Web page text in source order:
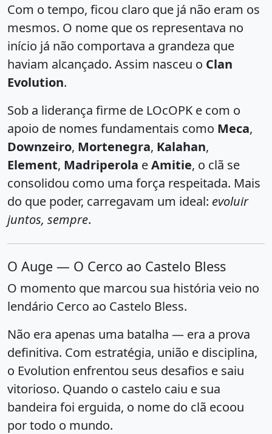
Com o tempo, ficou claro que já não eram os
mesmos. O nome que os representava no
início já não comportava a grandeza que
haviam alcançado. Assim nasceu o Clan
Evolution.
Sob a liderança firme de LOcOPK e com o
apoio de nomes fundamentais como Meca,
Downzeiro, Mortenegra, Kalahan,
Element, Madriperola eAmitie, o clã se
consolidou como uma força respeitada. Mais
do que poder, carregavam um ideal: evoluir
juntos, sempre.
O Auge — O Cerco ao Castelo Bless
O momento que marcou sua história veio no
lendário Cerco ao Castelo Bless.
Não era apenas uma batalha — era a prova
definitiva. Com estratégia, união e disciplina,
o Evolution enfrentou seus desafios e saiu
vitorioso. Quando o castelo caiu e sua
bandeira foi erguida, o nome do clã ecoou
por todo o mundo.